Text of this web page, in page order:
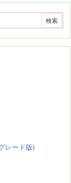
レード版)